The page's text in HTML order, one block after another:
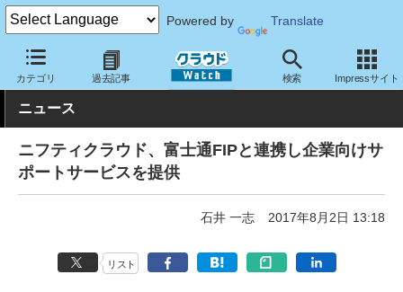
Powered by Translate
カテゴリ 過去記事 検索 Impressサイト
クラウド Watch サービス・ソフト サービス サポート・保守
ニュース
ニフティクラウド、富士通FIPと連携し企業向けサ
ポートサービスを提供
石井 一志 2017年8月2日 13:18
リスト